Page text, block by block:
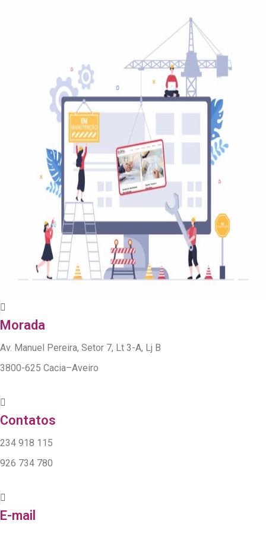
Morada
Av. Manuel Pereira, Setor 7, Lt 3-A, Lj B
3800-625 Cacia–Aveiro
Contatos
234 918 115
926 734 780
E-mail